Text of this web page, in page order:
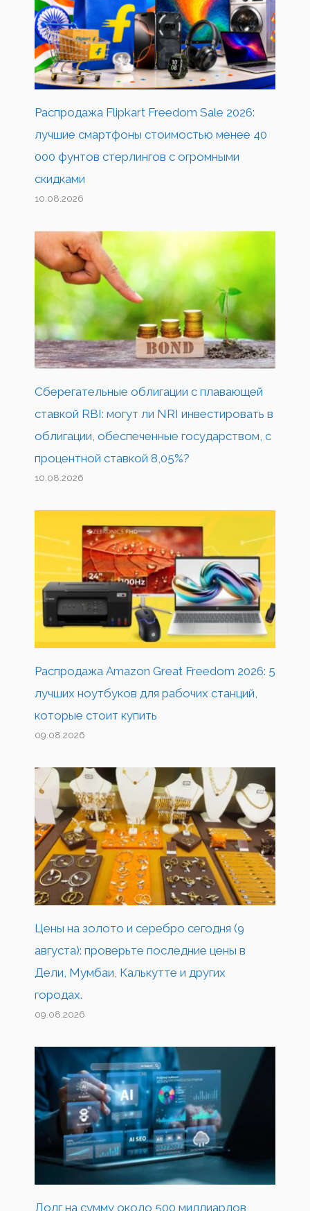
Распродажа Flipkart Freedom Sale 2026:
лучшие смартфоны стоимостью менее 40
000 фунтов стерлингов с огромными
скидками
10.08.2026
Сберегательные облигации с плавающей
ставкой RBI: могут ли NRI инвестировать в
облигации, обеспеченные государством, с
процентной ставкой 8,05%?
10.08.2026
Распродажа Amazon Great Freedom 2026: 5
лучших ноутбуков для рабочих станций,
которые стоит купить
09.08.2026
Цены на золото и серебро сегодня (9
августа): проверьте последние цены в
Дели, Мумбаи, Калькутте и других
городах.
09.08.2026
Долг на сумму около 500 миллиардов